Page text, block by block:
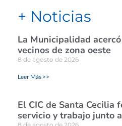
+ Noticias
La Municipalidad
vecinos de zona oeste
8 de agosto de 2026
Leer Más >>
El CIC de Santa Cecilia
servicio y trabajo junto